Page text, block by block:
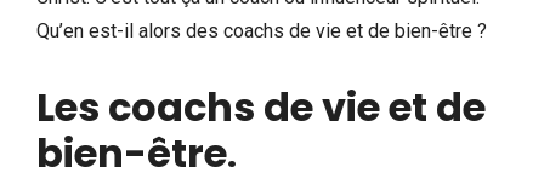
Qu’en est-il alors des coachs de vie et de bien-être ?
Les coachs de vie et de
bien-être.